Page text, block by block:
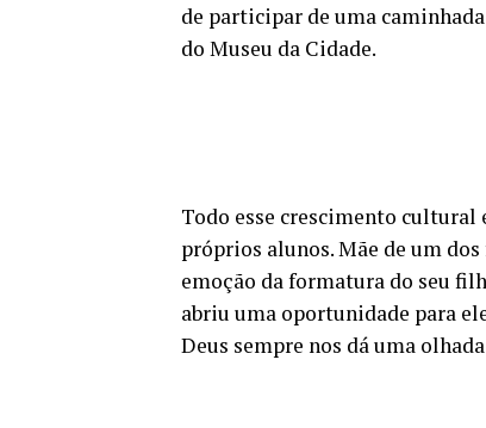
de participar de uma
do Museu da Cidade.
Todo esse crescimento cultural
próprios alunos. Mãe de um
emoção da formatura do seu
abriu uma oportunidade para
Deus sempre nos dá uma